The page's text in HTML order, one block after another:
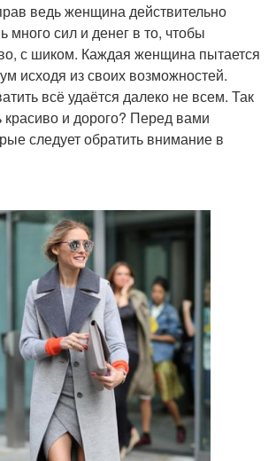
ведь женщина действительно
много сил и денег в то, чтобы
с шиком. Каждая женщина пытается
исходя из своих возможностей.
всё удаётся далеко не всем. Так
красиво и дорого? Перед вами
следует обратить внимание в